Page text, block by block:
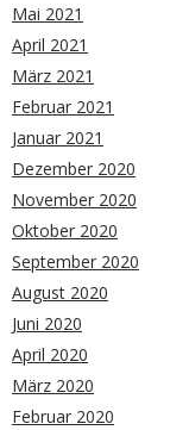
Mai 2021
April 2021
März 2021
Februar 2021
Januar 2021
Dezember 2020
November 2020
Oktober 2020
September 2020
August 2020
Juni 2020
April 2020
März 2020
Februar 2020